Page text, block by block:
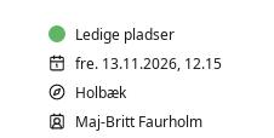
Ledige pladser
fre. 13.11.2026, 12.15
Holbæk
Maj-Britt Faurholm